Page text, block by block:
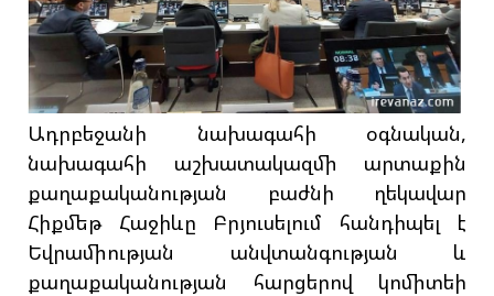
Ադրբեջանի նախագահի օգնական,
նախագահի աշխատակազմի արտաքին
քաղաքականության բաժնի ղեկավար
Հիքմեթ Հաջիևը Բրյուսելում հանդիպել է
Եվրամիության անվտանգության և
քաղաքականության հարցերով կոմիտեի